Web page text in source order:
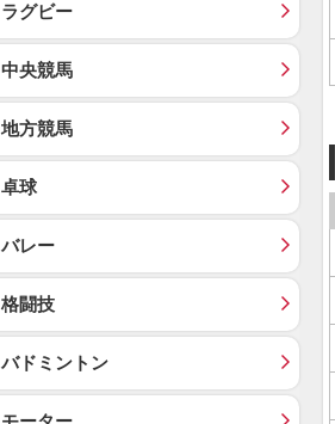
ラグビー
中央競馬
地方競馬
卓球
バレー
格闘技
バドミントン